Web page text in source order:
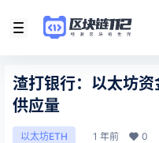
渣打银行：以太坊
供应量
以太坊ETH 1 年前 0